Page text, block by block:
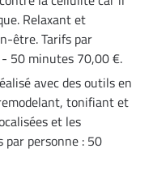
Relaxant et
être. Tarifs par
50 minutes 70,00 €.
avec des outils en
tonifiant et
et les
par personne : 50